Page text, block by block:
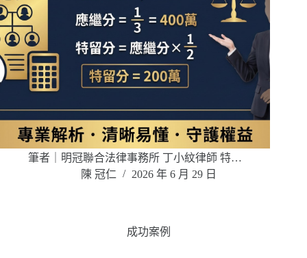
筆者｜明冠聯合法律事務所 丁小紋律師 特…
陳 冠仁
2026 年 6 月 29 日
成功案例